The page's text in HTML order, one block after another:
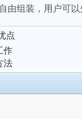
由组装，用户可
点
作
法